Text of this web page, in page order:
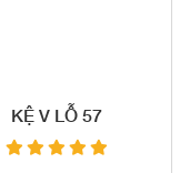
KỆ V LỖ 57